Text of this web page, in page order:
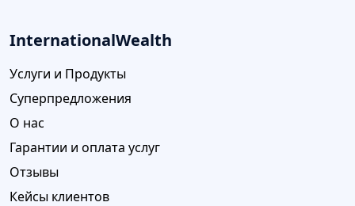
InternationalWealth
Услуги и Продукты
Суперпредложения
О нас
Гарантии и оплата услуг
Отзывы
Кейсы клиентов